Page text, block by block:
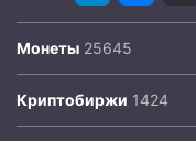
Монеты
Криптобиржи